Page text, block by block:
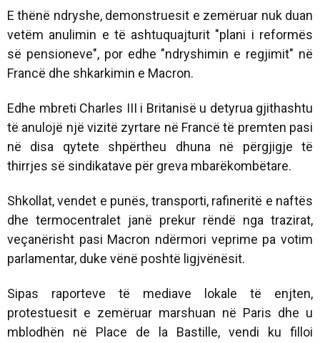
E thënë ndryshe, demonstruesit e zemëruar nuk duan
vetëm anulimin e të ashtuquajturit "plani i reformës
së pensioneve", por edhe "ndryshimin e regjimit" në
Francë dhe shkarkimin e Macron.
Edhe mbreti Charles III i Britanisë u detyrua gjithashtu
të anulojë një vizitë zyrtare në Francë të premten pasi
në disa qytete shpërtheu dhuna në përgjigje të
thirrjes së sindikatave për greva mbarëkombëtare.
Shkollat, vendet e punës, transporti, rafineritë e naftës
dhe termocentralet janë prekur rëndë nga trazirat,
veçanërisht pasi Macron ndërmori veprime pa votim
parlamentar, duke vënë poshtë ligjvënësit.
Sipas raporteve të mediave lokale të enjten,
protestuesit e zemëruar marshuan në Paris dhe u
mblodhën në Place de la Bastille, vendi ku filloi